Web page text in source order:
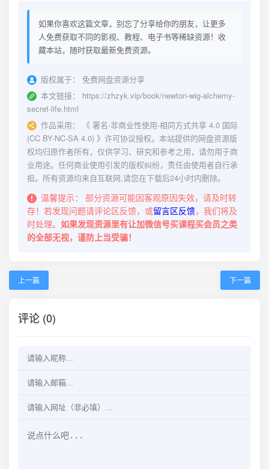
如果你喜欢这篇文章，别忘了分享给你的朋友，让更多
人免费获取不同的影视、教程、电子书等稀缺资源！收
藏本站，随时获取最新免费资源。
版权属于：
免费网盘资源分享
本文链接：
https://zhzyk.vip/book/newton-wig-alchemy-
secret-life.html
作品采用：
《 署名-非商业性使用-相同方式共享 4.0 国际
(CC BY-NC-SA 4.0) 》许可协议授权。本站提供的网盘资源版
权均归原作者所有，仅供学习、研究和参考之用，请勿用于商
业用途。任何商业使用引发的版权纠纷，责任由使用者自行承
担。所有资源均来自互联网,请您在下载后24小时内删除。
温馨提示：
部分资源可能因客观原因失效，请及时转
存！若发现问题请评论区反馈，或留言区反馈，我们将及
时处理。 如果发现资源里有让加微信号买课程买会员之类
的全部无视，谨防上当受骗！
上一篇 下一篇
评论 (0)